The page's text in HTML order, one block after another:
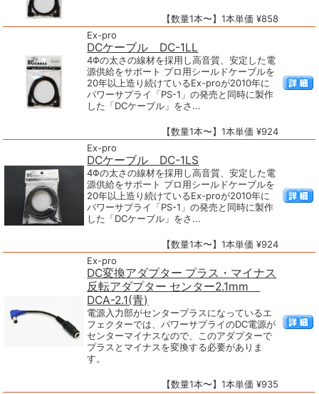
【数量1本〜】1本単価 ¥858
Ex-pro
DCケーブル DC-1LL
4Φの太さの線材を採用し高音質、安定した電
源供給をサポート プロ用シールドケーブルを
20年以上造り続けているEx-proが2010年に
パワーサプライ「PS-1」の発売と同時に製作
した「DCケーブル」をさ...
【数量1本〜】1本単価 ¥924
Ex-pro
DCケーブル DC-1LS
4Φの太さの線材を採用し高音質、安定した電
源供給をサポート プロ用シールドケーブルを
20年以上造り続けているEx-proが2010年に
パワーサプライ「PS-1」の発売と同時に製作
した「DCケーブル」をさ...
【数量1本〜】1本単価 ¥924
Ex-pro
DC変換アダプター プラス・マイナス
反転アダプター センター2.1mm
DCA-2.1(青)
電源入力部がセンタープラスになっているエ
フェクターでは、パワーサプライのDC電源が
センターマイナスなので、このアダプターで
プラスとマイナスを変換する必要がありま
す。
【数量1本〜】1本単価 ¥935